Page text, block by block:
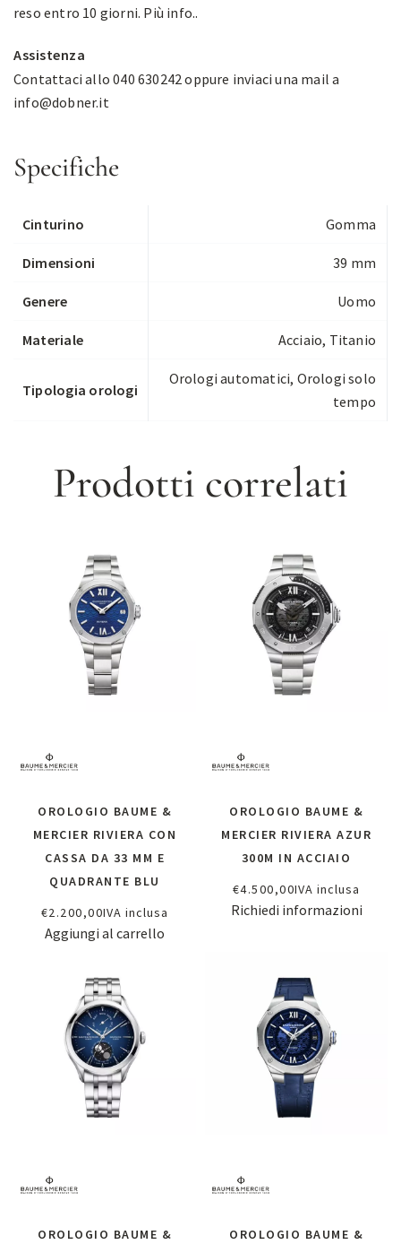
reso entro 10 giorni. Più info..
Assistenza
Contattaci allo 040 630242 oppure inviaci una mail a
info@dobner.it
Specifiche
Cinturino Gomma
Dimensioni 39 mm
Genere Uomo
Materiale Acciaio, Titanio
Tipologia orologi
Orologi automatici, Orologi solo
tempo
Prodotti correlati
OROLOGIO BAUME &
MERCIER RIVIERA CON
CASSA DA 33 MM E
QUADRANTE BLU
€2.200,00IVA inclusa
Aggiungi al carrello
OROLOGIO BAUME &
MERCIER RIVIERA AZUR
300M IN ACCIAIO
€4.500,00IVA inclusa
Richiedi informazioni
OROLOGIO BAUME &
OROLOGIO BAUME &